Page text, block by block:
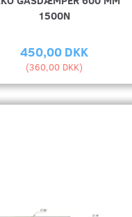
1500N
450,00 DKK
(360,00 DKK)